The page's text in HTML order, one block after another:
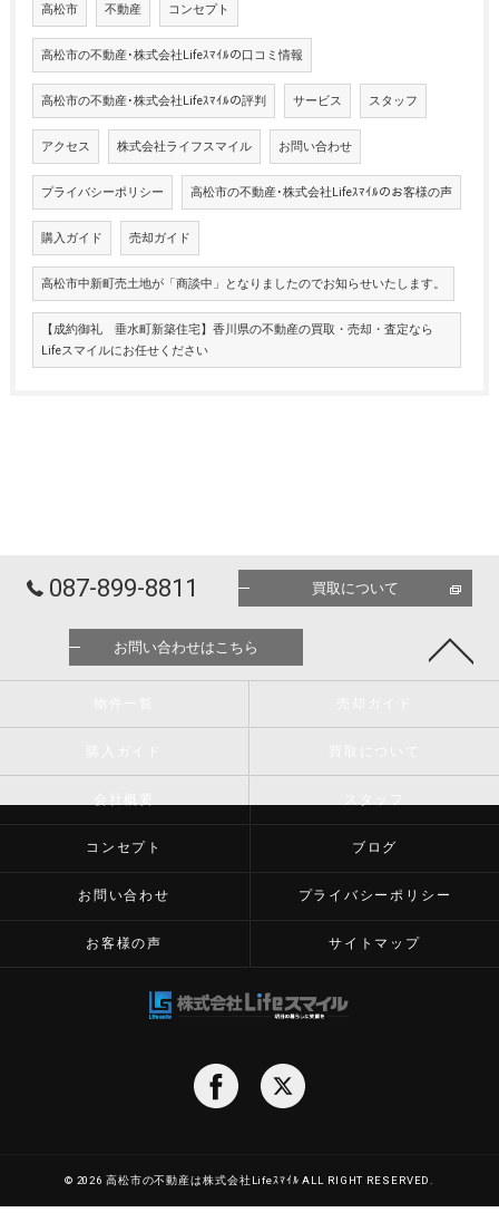
高松市 不動産 コンセプト
高松市の不動産･株式会社Lifeｽﾏｲﾙの口コミ情報
高松市の不動産･株式会社Lifeｽﾏｲﾙの評判 サービス スタッフ
アクセス 株式会社ライフスマイル お問い合わせ
プライバシーポリシー 高松市の不動産･株式会社Lifeｽﾏｲﾙのお客様の声
購入ガイド 売却ガイド
高松市中新町売土地が「商談中」となりましたのでお知らせいたします。
【成約御礼 垂水町新築住宅】香川県の不動産の買取・売却・査定なら
Lifeスマイルにお任せください
087-899-8811 買取について
お問い合わせはこちら
コンセプト ブログ
お問い合わせ プライバシーポリシー
お客様の声 サイトマップ
© 2026 高松市の不動産は株式会社Lifeｽﾏｲﾙ ALL RIGHT RESERVED.